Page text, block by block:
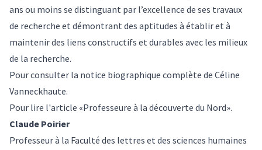
ans ou moins se distinguant par l’excellence de ses travaux
de recherche et démontrant des aptitudes à établir et à
maintenir des liens constructifs et durables avec les milieux
de la recherche.
Pour consulter la notice biographique complète de Céline
Vanneckhaute.
Pour lire l'article «Professeure à la découverte du Nord».
Claude Poirier
Professeur à la Faculté des lettres et des sciences humaines